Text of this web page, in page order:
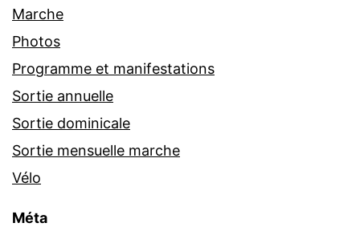
Marche
Photos
Programme et manifestations
Sortie annuelle
Sortie dominicale
Sortie mensuelle marche
Vélo
Méta